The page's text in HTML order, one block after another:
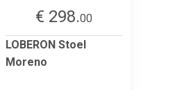
€ 298.00
LOBERON Stoel
Moreno